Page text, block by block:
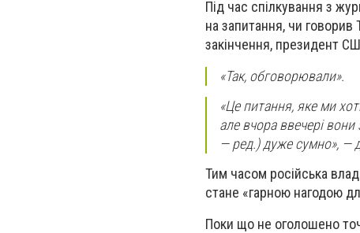
Під час спілкування з
на запитання, чи говорив
закінчення, президент
«Так, обговорювали».
«Це питання, яке ми
але вчора ввечері вони
— ред.) дуже сумно», —
Тим часом російська
стане «гарною нагодою
Поки що не оголошено